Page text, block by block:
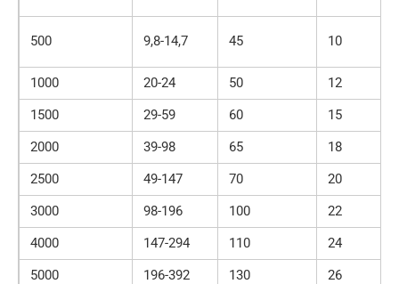
500 9,8-14,7 45 10
1000 20-24 50
12
1500
29-59 60
15
2000
39-98 65
18
2500
49-147 70
20
3000
98-196 100
22
4000
147-294 110
24
5000
196-392 130
26